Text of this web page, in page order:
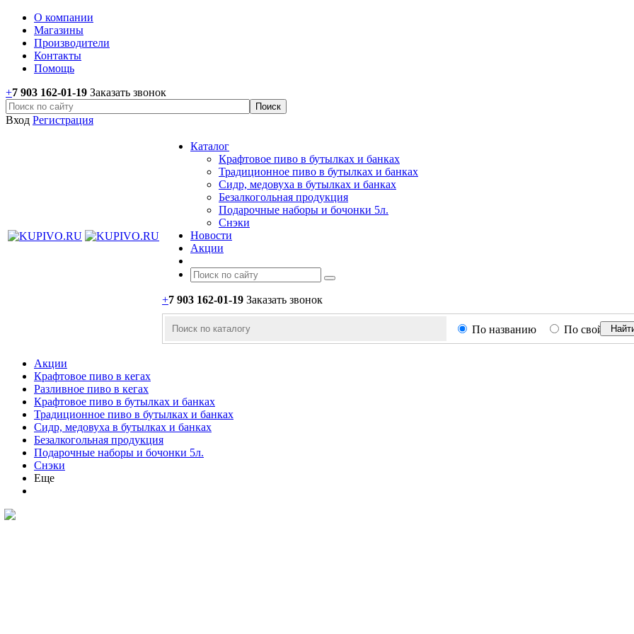
О компании
Магазины
Производители
Контакты
Помощь
+7 903 162-01-19 Заказать звонок
Вход Регистрация
Каталог
Крафтовое пиво в бутылках и банках
Традиционное пиво в бутылках и банках
Сидр, медовуха в бутылках и банках
Безалкогольная продукция
Подарочные наборы и бочонки 5л.
Снэки
Новости
Акции
+7 903 162-01-19 Заказать звонок
По названию По свойствам
Акции
Крафтовое пиво в кегах
Разливное пиво в кегах
Крафтовое пиво в бутылках и банках
Традиционное пиво в бутылках и банках
Сидр, медовуха в бутылках и банках
Безалкогольная продукция
Подарочные наборы и бочонки 5л.
Снэки
Еще